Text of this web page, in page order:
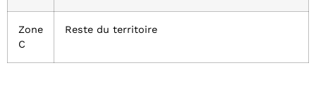
Zone
C
Reste du territoire